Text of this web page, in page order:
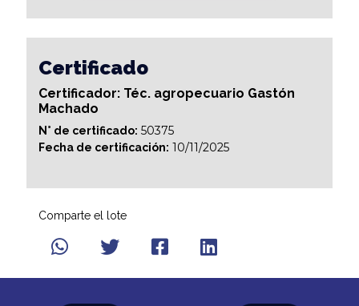
Certificado
Certificador: Téc. agropecuario Gastón
Machado
N° de certificado: 50375
Fecha de certificación: 10/11/2025
Comparte el lote